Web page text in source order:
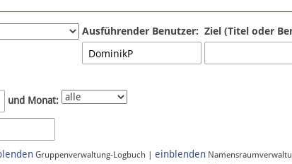
Ausführender Benutzer: Ziel (Titel oder
und Monat:
Gruppenverwaltung-Logbuch | einblenden